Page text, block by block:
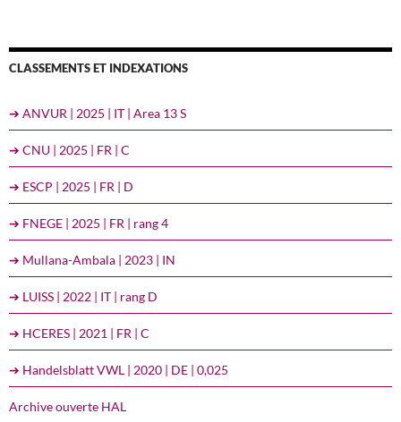
CLASSEMENTS ET INDEXATIONS
➔ ANVUR | 2025 | IT | Area 13 S
➔ CNU | 2025 | FR | C
➔ ESCP | 2025 | FR | D
➔ FNEGE | 2025 | FR | rang 4
➔ Mullana-Ambala | 2023 | IN
➔ LUISS | 2022 | IT | rang D
➔ HCERES | 2021 | FR | C
➔ Handelsblatt VWL | 2020 | DE | 0,025
Archive ouverte HAL